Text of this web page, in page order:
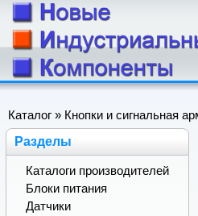
Каталог » Кнопки и сигнальная
Разделы
Каталоги производителей
Блоки питания
Датчики